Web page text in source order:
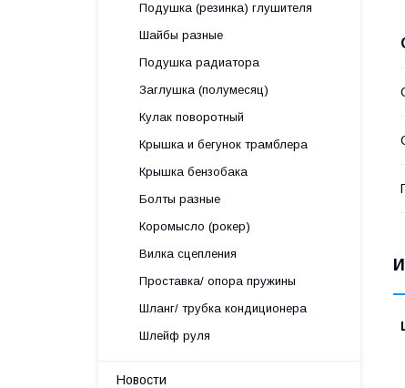
Подушка (резинка) глушителя
Шайбы разные
Подушка радиатора
Заглушка (полумесяц)
Кулак поворотный
Крышка и бегунок трамблера
Крышка бензобака
Болты разные
Коромысло (рокер)
Вилка сцепления
Проставка/ опора пружины
Шланг/ трубка кондиционера
Шлейф руля
Новости